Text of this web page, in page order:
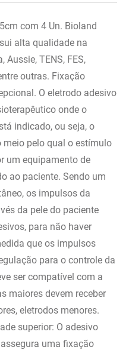
com 4 Un. Bioland
alta qualidade na
Aussie, TENS, FES,
outras. Fixação
O eletrodo adesivo
onde o
indicado, ou seja, o
meio pelo qual o estímulo
um equipamento de
ao paciente. Sendo um
os impulsos da
da pele do paciente
para não haver
que os impulsos
para o controle da
ser compatível com a
maiores devem receber
eletrodos menores.
superior: O adesivo
uma fixação